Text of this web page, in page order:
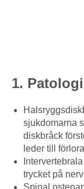
1.
sjukdomarna
diskbråck
leder till
trycket på